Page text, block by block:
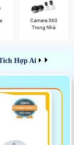
Camera 360
Trong Nhà
Hợp Ai